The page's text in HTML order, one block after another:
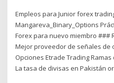
Empleos para Junior forex
Mangareva_Binary_Options
Forex para nuevo miembro ###
Mejor proveedor de señales de
Opciones Etrade Trading
La tasa de divisas en Pakistán